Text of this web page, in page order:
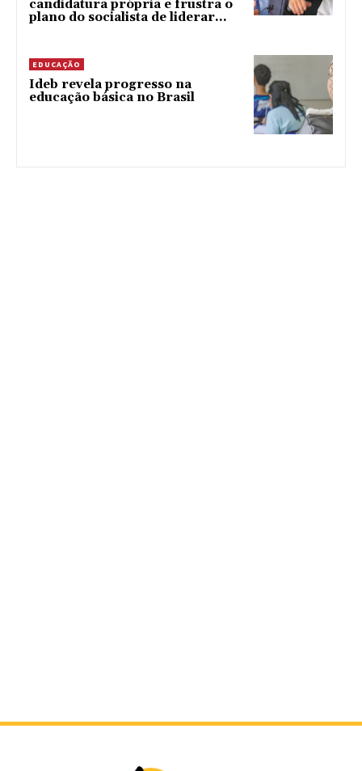
candidatura própria e frustra o
plano do socialista de liderar...
EDUCAÇÃO
Ideb revela progresso na
educação básica no Brasil